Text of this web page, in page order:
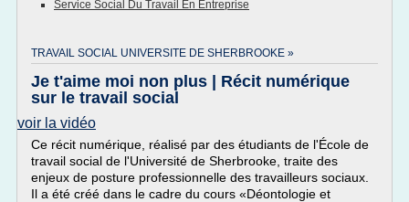
Service Social Du Travail En Entreprise
TRAVAIL SOCIAL UNIVERSITE DE SHERBROOKE »
Je t'aime moi non plus | Récit numérique
sur le travail social
voir la vidéo
Ce récit numérique, réalisé par des étudiants de l'École de
travail social de l'Université de Sherbrooke, traite des
enjeux de posture professionnelle des travailleurs sociaux.
Il a été créé dans le cadre du cours «Déontologie et